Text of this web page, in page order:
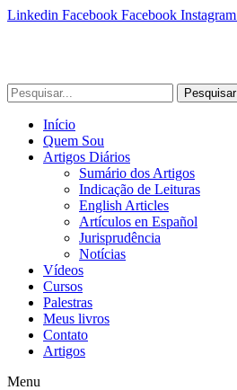
Linkedin Facebook Facebook Instagram
Pesquisar
Início
Quem Sou
Artigos Diários
Sumário dos Artigos
Indicação de Leituras
English Articles
Artículos en Español
Jurisprudência
Notícias
Vídeos
Cursos
Palestras
Meus livros
Contato
Artigos
Menu